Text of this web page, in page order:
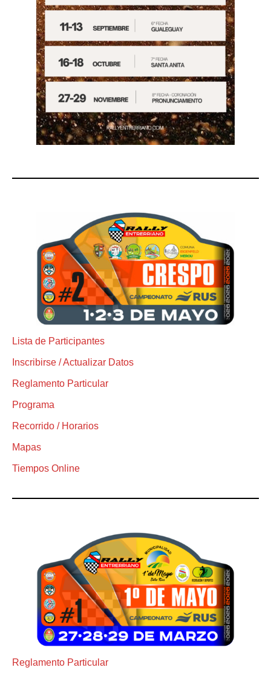
Lista de Participantes
Inscribirse / Actualizar Datos
Reglamento Particular
Programa
Recorrido / Horarios
Mapas
Tiempos Online
Reglamento Particular